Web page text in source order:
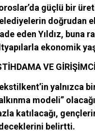
güçlü bir
doğrudan
eden Yıldız, buna
ekonomik
VE
yalnızca
modeli”
katılacağı,
belirtti.